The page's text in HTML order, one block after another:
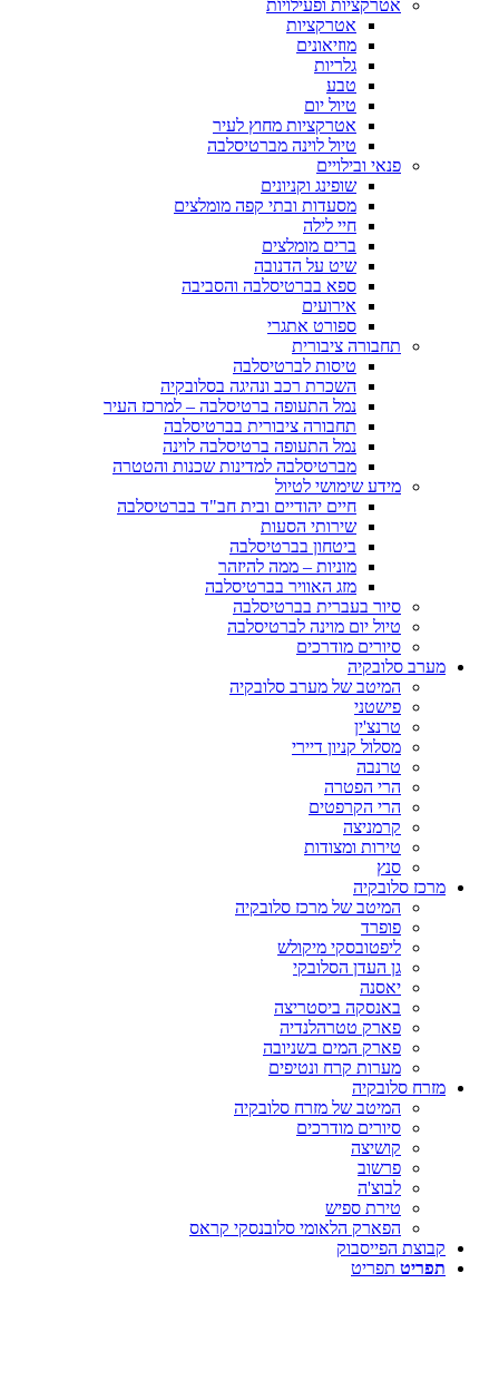
אטרקציות ופעילויות
אטרקציות
מוזיאונים
גלריות
טבע
טיול יום
אטרקציות מחוץ לעיר
טיול לוינה מברטיסלבה
פנאי ובילויים
שופינג וקניונים
מסעדות ובתי קפה מומלצים
חיי לילה
ברים מומלצים
שיט על הדנובה
ספא בברטיסלבה והסביבה
אירועים
ספורט אתגרי
תחבורה ציבורית
טיסות לברטיסלבה
השכרת רכב ונהיגה בסלובקיה
נמל התעופה ברטיסלבה – למרכז העיר
תחבורה ציבורית בברטיסלבה
נמל התעופה ברטיסלבה לוינה
מברטיסלבה למדינות שכנות והטטרה
מידע שימושי לטיול
חיים יהודיים ובית חב"ד בברטיסלבה
שירותי הסעות
ביטחון בברטיסלבה
מוניות – ממה להיזהר
מזג האוויר בברטיסלבה
סיור בעברית בברטיסלבה
טיול יום מוינה לברטיסלבה
סיורים מודרכים
מערב סלובקיה
המיטב של מערב סלובקיה
פישטני
טרנצ'ין
מסלול קניון דיירי
טרנבה
הרי הפטרה
הרי הקרפטים
קרמניצה
טירות ומצודות
סנץ
מרכז סלובקיה
המיטב של מרכז סלובקיה
פופרד
ליפטובסקי מיקולש
גן העדן הסלובקי
יאסנה
באנסקה ביסטריצה
פארק טטרהלנדיה
פארק המים בשניובה
מערות קרח ונטיפים
מזרח סלובקיה
המיטב של מזרח סלובקיה
סיורים מודרכים
קושיצה
פרשוב
לבוצ'ה
טירת ספיש
הפארק הלאומי סלובנסקי קראס
קבוצת הפייסבוק
תפריט תפריט